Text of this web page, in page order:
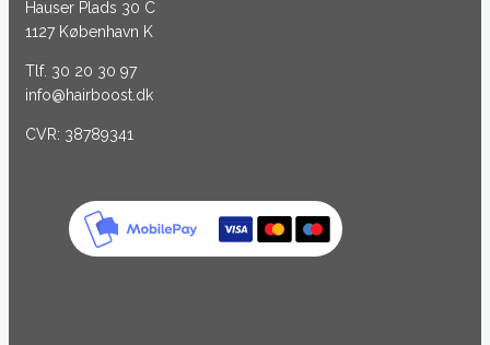
Hauser Plads 30 C
1127 København K
Tlf. 30 20 30 97
info@hairboost.dk
CVR: 38789341